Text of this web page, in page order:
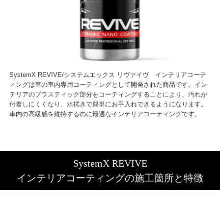
SystemX REVIVE/システムエックス リヴァイヴ インテリアコーテ
ィングは車の車内専用コーティングとして開発された商品です。イン
テリアのプラスティック部分をコーティングすることにより、汚れが
付着しにくくなり、水拭きで簡単にお手入れできるようになります。
車内の高級感を維持するのに最適なインテリアコーティングです。
SystemX REVIVE
インテリアコーティングの施工箇所と特徴